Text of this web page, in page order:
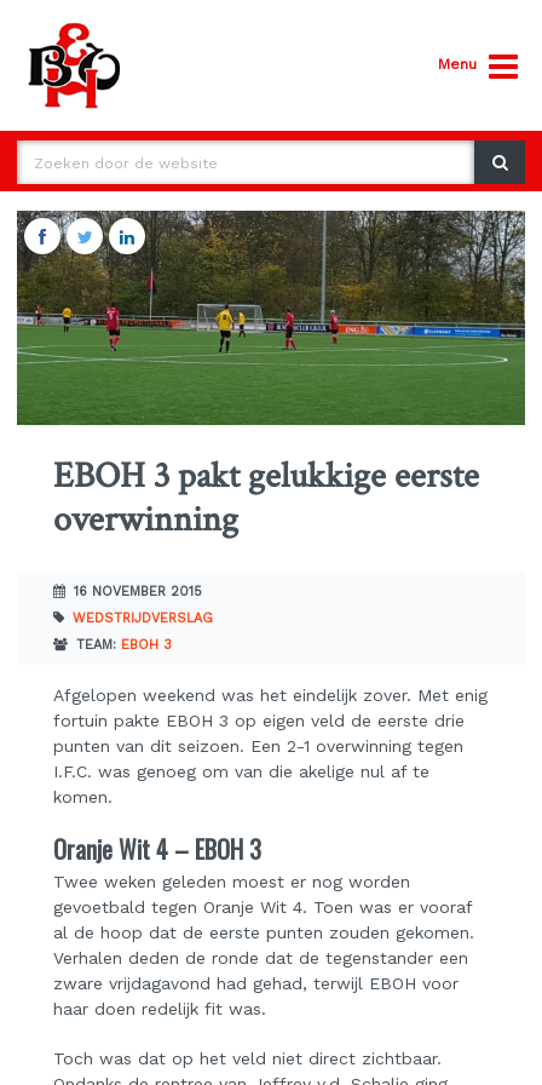
Menu
EBOH 3 pakt gelukkige eerste
overwinning
16 NOVEMBER 2015
WEDSTRIJDVERSLAG
TEAM: EBOH 3
Afgelopen weekend was het eindelijk zover. Met enig
fortuin pakte EBOH 3 op eigen veld de eerste drie
punten van dit seizoen. Een 2-1 overwinning tegen
I.F.C. was genoeg om van die akelige nul af te
komen.
Oranje Wit 4 – EBOH 3
Twee weken geleden moest er nog worden
gevoetbald tegen Oranje Wit 4. Toen was er vooraf
al de hoop dat de eerste punten zouden gekomen.
Verhalen deden de ronde dat de tegenstander een
zware vrijdagavond had gehad, terwijl EBOH voor
haar doen redelijk fit was.
Toch was dat op het veld niet direct zichtbaar.